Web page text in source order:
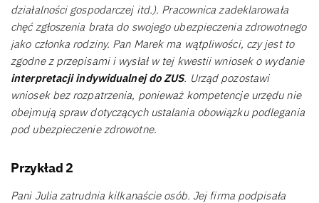
działalności gospodarczej itd.). Pracownica zadeklarowała
chęć zgłoszenia brata do swojego ubezpieczenia zdrowotnego
jako członka rodziny. Pan Marek ma wątpliwości, czy jest to
zgodne z przepisami i wysłał w tej kwestii wniosek o wydanie
interpretacji indywidualnej do ZUS. Urząd pozostawi
wniosek bez rozpatrzenia, ponieważ kompetencje urzędu nie
obejmują spraw dotyczących ustalania obowiązku podlegania
pod ubezpieczenie zdrowotne.
Przykład 2
Pani Julia zatrudnia kilkanaście osób. Jej firma podpisała